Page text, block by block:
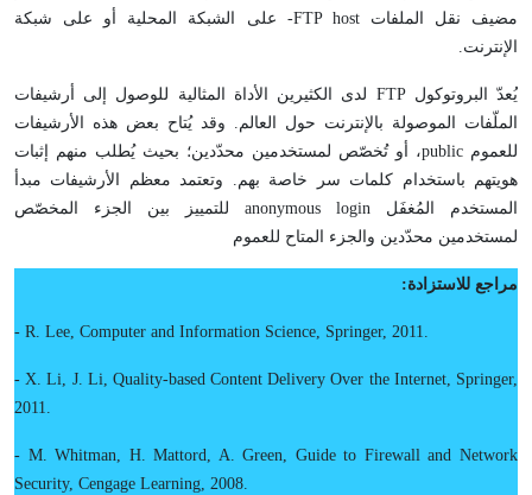
مضيف نقل الملفات FTP host- على الشبكة المحلية أو على شبكة
الإنترنت.
يُعدّ البروتوكول FTP لدى الكثيرين الأداة المثالية للوصول إلى أرشيفات
الملّفات الموصولة بالإنترنت حول العالم. وقد يُتاح بعض هذه الأرشيفات
للعموم public، أو تُخصّص لمستخدمين محدّدين؛ بحيث يُطلب منهم إثبات
هويتهم باستخدام كلمات سر خاصة بهم. وتعتمد معظم الأرشيفات مبدأ
المستخدم المُغفَل anonymous login للتمييز بين الجزء المخصّص
لمستخدمين محدّدين والجزء المتاح للعموم
مراجع للاستزادة:
- R. Lee, Computer and Information Science, Springer, 2011.
- X. Li, J. Li, Quality-based Content Delivery Over the Internet, Springer,
2011.
- M. Whitman, H. Mattord, A. Green, Guide to Firewall and Network
Security, Cengage Learning, 2008.